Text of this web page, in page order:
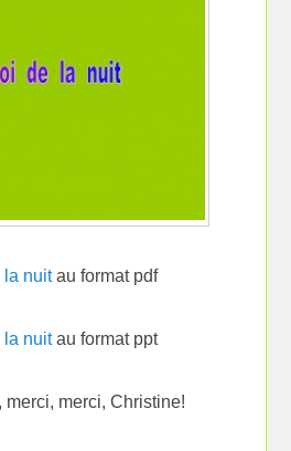
la nuitau format pdf
la nuitau format ppt
merci, merci, Christine!